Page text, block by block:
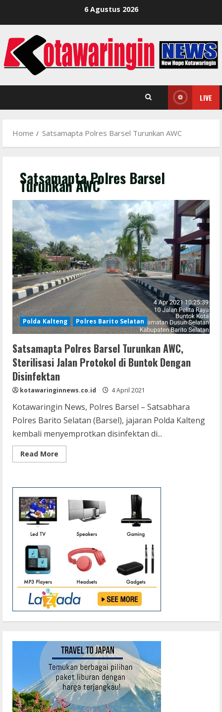
6 Agustus 2026
LIVE
Home Satsamapta Polres Barsel Turunkan AWC
Satsamapta Polres Barsel
Turunkan AWC
Polda Kalteng Polres Barito Selatan
Satsamapta Polres Barsel Turunkan AWC,
Sterilisasi Jalan Protokol di Buntok Dengan
Disinfektan
kotawaringinnews.co.id 4 April 2021
Kotawaringin News, Polres Barsel – Satsabhara
Polres Barito Selatan (Barsel), jajaran Polda Kalteng
kembali menyemprotkan disinfektan di...
Read More
more
Barsel
AWC,
Sterilisasi
Jalan
Protokol
Buntok
Disinfektan